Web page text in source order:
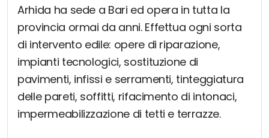
Arhida ha sede a Bari ed opera in tutta la
provincia ormai da anni. Effettua ogni sorta
di intervento edile: opere di riparazione,
impianti tecnologici, sostituzione di
pavimenti, infissi e serramenti, tinteggiatura
delle pareti, soffitti, rifacimento di intonaci,
impermeabilizzazione di tetti e terrazze.